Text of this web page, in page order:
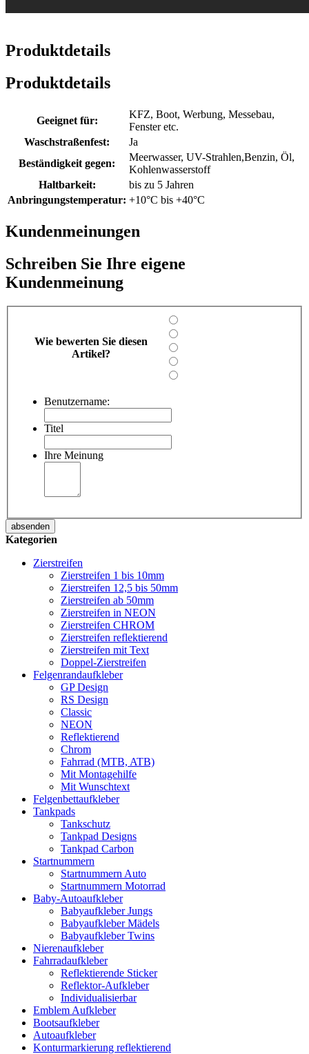
Produktdetails
Produktdetails
Geeignet für:
KFZ, Boot, Werbung, Messebau,
Fenster etc.
Waschstraßenfest:
Ja
Beständigkeit gegen:
Meerwasser, UV-Strahlen,Benzin, Öl,
Kohlenwasserstoff
Haltbarkeit:
bis zu 5 Jahren
Anbringungstemperatur: +10°C bis +40°C
Kundenmeinungen
Schreiben Sie Ihre eigene
Kundenmeinung
Wie bewerten Sie diesen
Artikel?
Benutzername:
Titel
Ihre Meinung
absenden
Kategorien
Zierstreifen
Zierstreifen 1 bis 10mm
Zierstreifen 12,5 bis 50mm
Zierstreifen ab 50mm
Zierstreifen in NEON
Zierstreifen CHROM
Zierstreifen reflektierend
Zierstreifen mit Text
Doppel-Zierstreifen
Felgenrandaufkleber
GP Design
RS Design
Classic
NEON
Reflektierend
Chrom
Fahrrad (MTB, ATB)
Mit Montagehilfe
Mit Wunschtext
Felgenbettaufkleber
Tankpads
Tankschutz
Tankpad Designs
Tankpad Carbon
Startnummern
Startnummern Auto
Startnummern Motorrad
Baby-Autoaufkleber
Babyaufkleber Jungs
Babyaufkleber Mädels
Babyaufkleber Twins
Nierenaufkleber
Fahrradaufkleber
Reflektierende Sticker
Reflektor-Aufkleber
Individualisierbar
Emblem Aufkleber
Bootsaufkleber
Autoaufkleber
Konturmarkierung reflektierend